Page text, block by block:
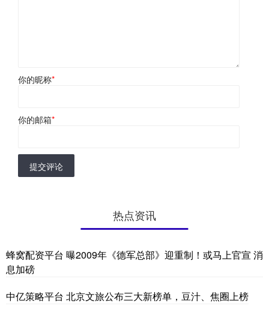
你的昵称*
你的邮箱*
提交评论
热点资讯
蜂窝配资平台 曝2009年《德军总部》迎重制！或马上官宣 消
息加磅
中亿策略平台 北京文旅公布三大新榜单，豆汁、焦圈上榜